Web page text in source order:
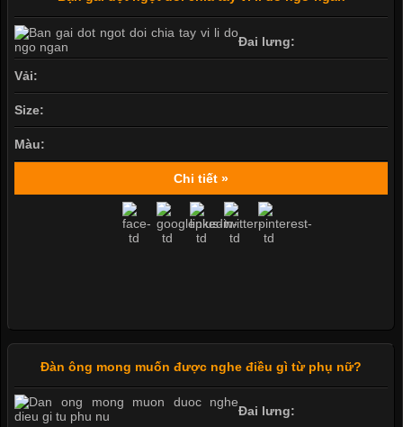
Đai lưng:
Vải:
Size:
Màu:
Chi tiết »
Đàn ông mong muốn được nghe điều gì từ phụ nữ?
Đai lưng: